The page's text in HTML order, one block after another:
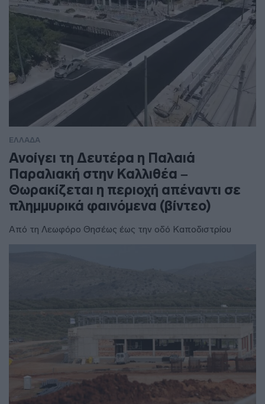
ΕΛΛΑΔΑ
Ανοίγει τη Δευτέρα η Παλαιά
Παραλιακή στην Καλλιθέα –
Θωρακίζεται η περιοχή απέναντι σε
πλημμυρικά φαινόμενα (βίντεο)
Από τη Λεωφόρο Θησέως έως την οδό Καποδιστρίου